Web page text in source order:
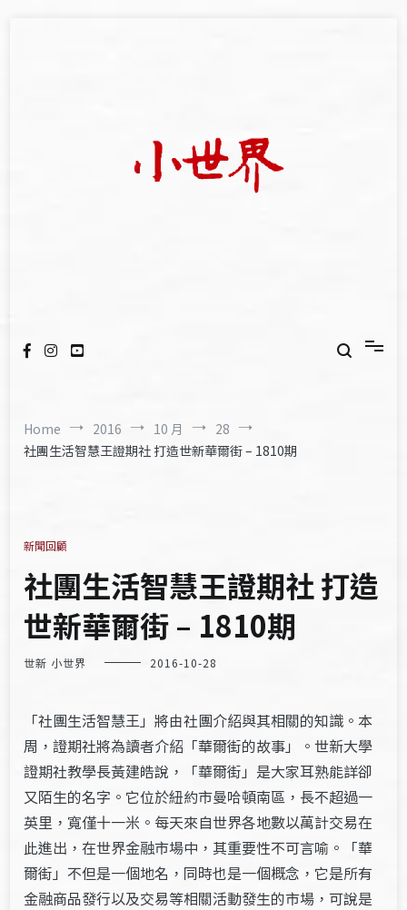
Home 2016 10 月
28
社團生活智慧王證期社 打造世新華爾街 – 1810期
新聞回顧
社團生活智慧王證期社 打造
世新華爾街 – 1810期
世新 小世界 2016-10-28
「社團生活智慧王」將由社團介紹與其相關的知識。本
周，證期社將為讀者介紹「華爾街的故事」。世新大學
證期社教學長黃建皓說，「華爾街」是大家耳熟能詳卻
又陌生的名字。它位於紐約市曼哈頓南區，長不超過一
英里，寬僅十一米。每天來自世界各地數以萬計交易在
此進出，在世界金融市場中，其重要性不可言喻。「華
爾街」不但是一個地名，同時也是一個概念，它是所有
金融商品發行以及交易等相關活動發生的市場，可說是